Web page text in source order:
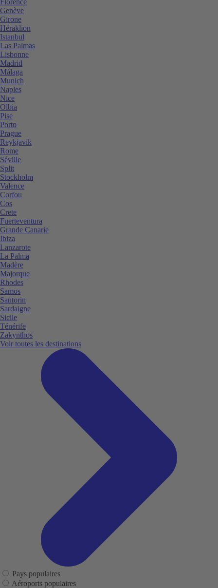
Genève
Girone
Héraklion
Istanbul
Las Palmas
Lisbonne
Madrid
Málaga
Munich
Naples
Nice
Olbia
Pise
Porto
Prague
Reykjavik
Rome
Séville
Split
Stockholm
Valence
Corfou
Cos
Crete
Fuerteventura
Grande Canarie
Ibiza
Lanzarote
La Palma
Madère
Majorque
Rhodes
Samos
Santorin
Sardaigne
Sicile
Ténérife
Zakynthos
Voir toutes les destinations
Pays populaires
Aéroports populaires